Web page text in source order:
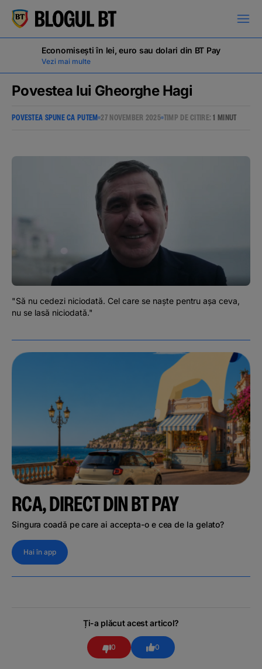
кириллица
The MacRO Zone
Economisești în lei, euro sau dolari din BT Pay
Vezi mai multe
Povestea lui Gheorghe Hagi
POVESTEA SPUNE CA PUTEM 27 NOVEMBER 2025 TIMP DE CITIRE:1 MINUT
"Să nu cedezi niciodată. Cel care se naște pentru așa ceva,
nu se lasă niciodată."
RCA, DIRECT DIN BT PAY
Singura coadă pe care ai accepta-o e cea de la gelato?
Hai în app
Ți-a plăcut acest articol?
0 0